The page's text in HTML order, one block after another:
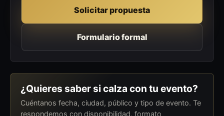
Solicitar propuesta
Formulario formal
¿Quieres saber si calza con tu evento?
Cuéntanos fecha, ciudad, público y tipo de evento. Te
respondemos con disponibilidad, formato